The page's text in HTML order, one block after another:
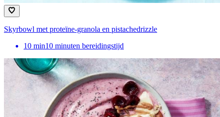
Skyrbowl met proteïne-granola en pistachedrizzle
10 min10 minuten bereidingstijd